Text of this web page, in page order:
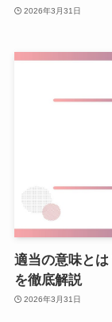
2026年3月31日
適当の意味と
を徹底解説
2026年3月31日